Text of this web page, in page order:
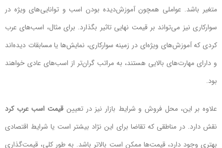
متغیر باشد. عواملی همچون آموزش‌دیده بودن اسب و توانایی‌های ویژه در
سوارکاری نیز می‌تواند بر قیمت نهایی تاثیر بگذارد. برای مثال، اسب‌های عرب
کردی که آموزش‌های ویژه‌ای در زمینه سوارکاری، نمایش‌ها یا مسابقات دیده‌اند
و دارای مهارت‌های بالایی هستند، به مراتب گران‌تر از اسب‌های عادی خواهند
بود.
علاوه بر این، محل فروش و شرایط بازار نیز در تعیین قیمت اسب عرب کرد
نقش دارد. در مناطقی که تقاضا برای این نژاد بیشتر است یا شرایط اقتصادی
بهتری وجود دارد، قیمت‌ها ممکن است بالاتر باشد. به طور کلی، قیمت‌گذاری